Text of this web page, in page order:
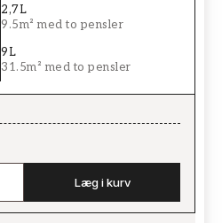
2,7L
9.5m² med to pensler
9L
31.5m² med to pensler
Læg i kurv